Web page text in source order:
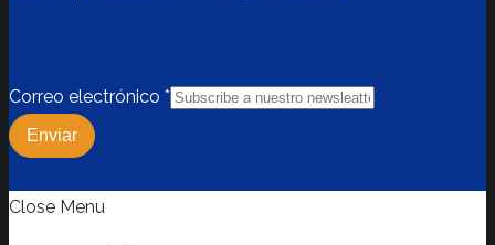
Correo electrónico *
Enviar
Close Menu